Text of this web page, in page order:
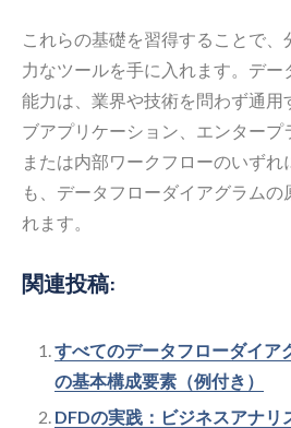
これらの基礎を習得することで、
力なツールを手に入れます。デー
能力は、業界や技術を問わず通用
ブアプリケーション、エンタープ
または内部ワークフローのいずれ
も、データフローダイアグラムの
れます。
関連投稿:
すべてのデータフローダイア
の基本構成要素（例付き）
DFDの実践：ビジネスアナリ